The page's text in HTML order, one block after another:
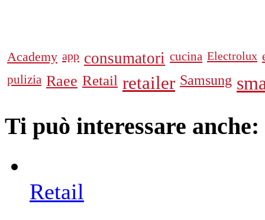
Academy app consumatori cucina Electrolux
pulizia Raee Retail retailer Samsung
Ti può interessare anche:
Retail